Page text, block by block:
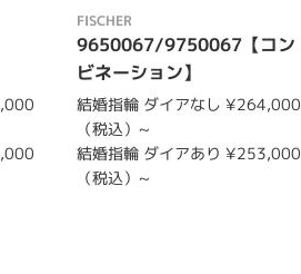
FISCHER
9650067/9750067【コン
ビネーション】
結婚指輪 ダイアなし ¥264,000
（税込）~
結婚指輪 ダイアあり ¥253,000
（税込）~